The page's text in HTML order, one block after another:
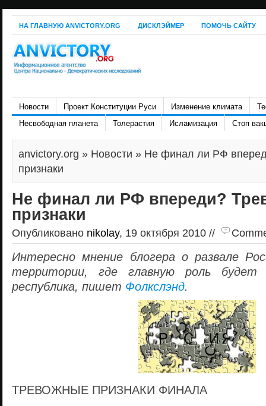
НА ГЛАВНУЮ ANVICTORY.ORG ДИСКЛЭЙМЕР ПОМОЧЬ САЙТУ
Новости Проект Конституции Руси Изменение климата
Несвободная планета
Толерастия Исламизация Стоп
anvictory.org » Новости » Не финал ли РФ
признаки
Не финал ли РФ впереди?
признаки
Опубликовано nikolay, 19 октября 2010 //
Интересно мнение блогера о развале
территории, где главную роль будет
республика, пишет Фолкслэнд.
ТРЕВОЖНЫЕ ПРИЗНАКИ ФИНАЛА